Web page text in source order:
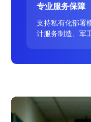
专业服务保障
支持私有化部署
计服务制造、军